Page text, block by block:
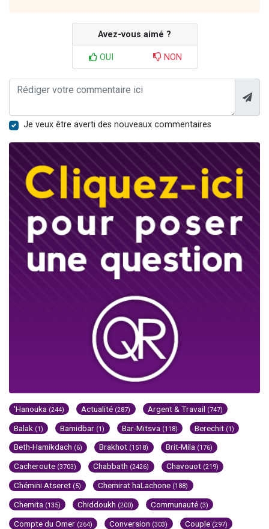
Avez-vous aimé ?
OUI NON
Je veux être averti des nouveaux commentaires
'Hanouka (244) Actualité (287) Argent & Travail (747)
Balak (1) Bamidbar (1) Bar-Mitsva (118) Berechit (1)
Beth-Hamikdach (6) Brakhot (1518) Brit-Mila (176)
Cacheroute (3703) Chabbath (2426) Chavouot (219)
Chémini Atseret (5) Chemirat haLachone (188)
Chemita (135) Chiddoukh (200) Communauté (3)
Compte du Omer (264) Conversion (303) Couple (297)